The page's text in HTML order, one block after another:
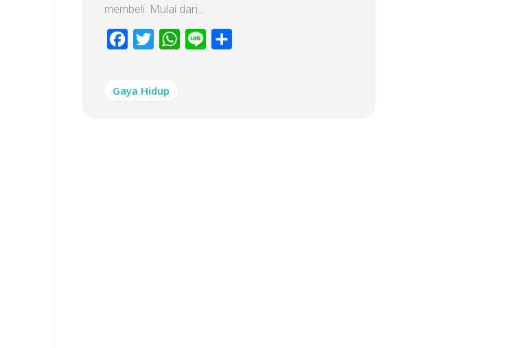
membeli. Mulai dari...
Facebook
Twitter WhatsApp
Line
Gaya Hidup